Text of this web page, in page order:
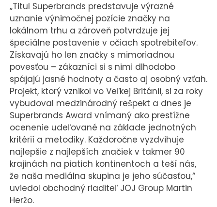
„Titul Superbrands predstavuje výrazné
uznanie výnimočnej pozície značky na
lokálnom trhu a zároveň potvrdzuje jej
špeciálne postavenie v očiach spotrebiteľov.
Získavajú ho len značky s mimoriadnou
povesťou – zákazníci si s nimi dlhodobo
spájajú jasné hodnoty a často aj osobný vzťah.
Projekt, ktorý vznikol vo Veľkej Británii, si za roky
vybudoval medzinárodný rešpekt a dnes je
Superbrands Award vnímaný ako prestížne
ocenenie udeľované na základe jednotných
kritérií a metodiky. Každoročne vyzdvihuje
najlepšie z najlepších značiek v takmer 90
krajinách na piatich kontinentoch a teší nás,
že naša mediálna skupina je jeho súčasťou,“
uviedol obchodný riaditeľ JOJ Group Martin
Heržo.